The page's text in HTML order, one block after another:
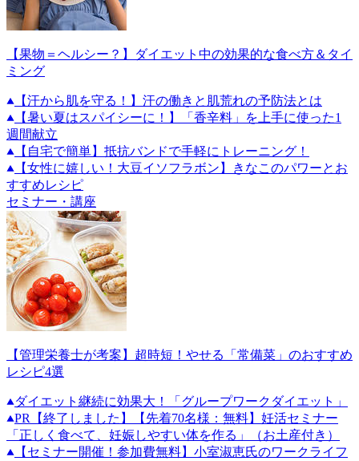
【果物＝ヘルシー？】ダイエット中の効果的な食べ方＆タイ
ミング
【汗から肌を守る！】汗の働きと肌荒れの予防法とは
【暑い夏はスパイシーに！】「香辛料」を上手に使った1
週間献立
【自宅で簡単】抵抗バンドで手軽にトレーニング！
【女性に嬉しい！大豆イソフラボン】きなこのパワーとお
すすめレシピ
セミナー・講座
【管理栄養士が考案】超時短！やせる「常備菜」のおすすめ
レシピ4選
ダイエット継続に効果大！「グループワークダイエット」
PR 【終了しました】【先着70名様：無料】妊活セミナー
「正しく食べて、妊娠しやすい体を作る」（お土産付き）
【セミナー開催！参加費無料】小室淑恵氏のワークライフ